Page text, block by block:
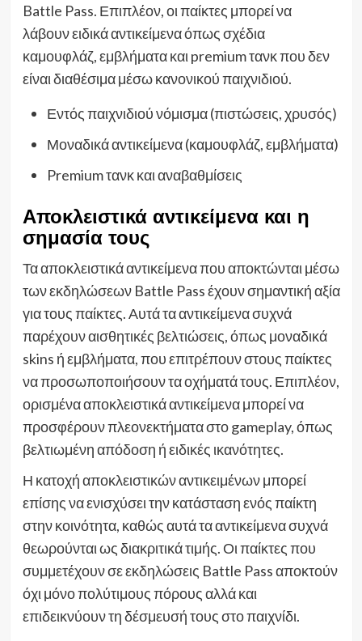
Battle Pass. Επιπλέον, οι παίκτες μπορεί να
λάβουν ειδικά αντικείμενα όπως σχέδια
καμουφλάζ, εμβλήματα και premium τανκ που δεν
είναι διαθέσιμα μέσω κανονικού παιχνιδιού.
Εντός παιχνιδιού νόμισμα (πιστώσεις, χρυσός)
Μοναδικά αντικείμενα (καμουφλάζ, εμβλήματα)
Premium τανκ και αναβαθμίσεις
Αποκλειστικά αντικείμενα και η
σημασία τους
Τα αποκλειστικά αντικείμενα που αποκτώνται μέσω
των εκδηλώσεων Battle Pass έχουν σημαντική αξία
για τους παίκτες. Αυτά τα αντικείμενα συχνά
παρέχουν αισθητικές βελτιώσεις, όπως μοναδικά
skins ή εμβλήματα, που επιτρέπουν στους παίκτες
να προσωποποιήσουν τα οχήματά τους. Επιπλέον,
ορισμένα αποκλειστικά αντικείμενα μπορεί να
προσφέρουν πλεονεκτήματα στο gameplay, όπως
βελτιωμένη απόδοση ή ειδικές ικανότητες.
Η κατοχή αποκλειστικών αντικειμένων μπορεί
επίσης να ενισχύσει την κατάσταση ενός παίκτη
στην κοινότητα, καθώς αυτά τα αντικείμενα συχνά
θεωρούνται ως διακριτικά τιμής. Οι παίκτες που
συμμετέχουν σε εκδηλώσεις Battle Pass αποκτούν
όχι μόνο πολύτιμους πόρους αλλά και
επιδεικνύουν τη δέσμευσή τους στο παιχνίδι.